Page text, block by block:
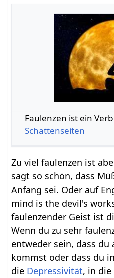
Faulenzen‏‎ ist
Schattenseiten
Zu viel faulenzen ist
sagt so schön, dass
Anfang sei. Oder auf
mind is the devil's
faulenzender Geist ist
Wenn du zu sehr
entweder sein, dass du
kommst oder dass du
die Depressivität, in